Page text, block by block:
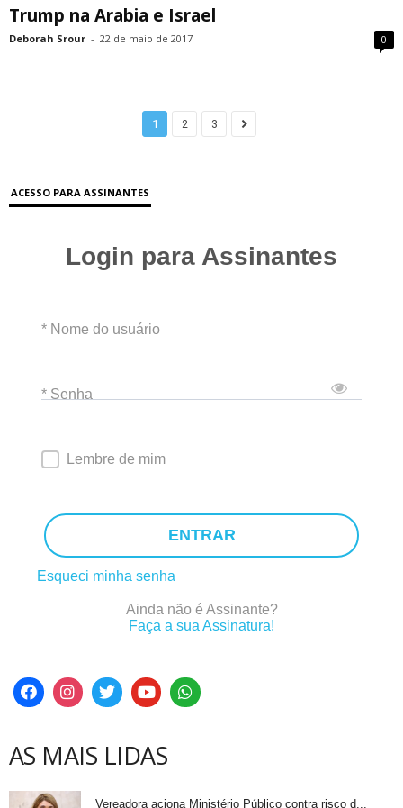
Trump na Arabia e Israel
Deborah Srour - 22 de maio de 2017 0
1 2 3
ACESSO PARA ASSINANTES
Login para Assinantes
* Nome do usuário
* Senha
Lembre de mim
ENTRAR
Esqueci minha senha
Ainda não é Assinante?
Faça a sua Assinatura!
AS MAIS LIDAS
Vereadora aciona Ministério Público contra risco d...